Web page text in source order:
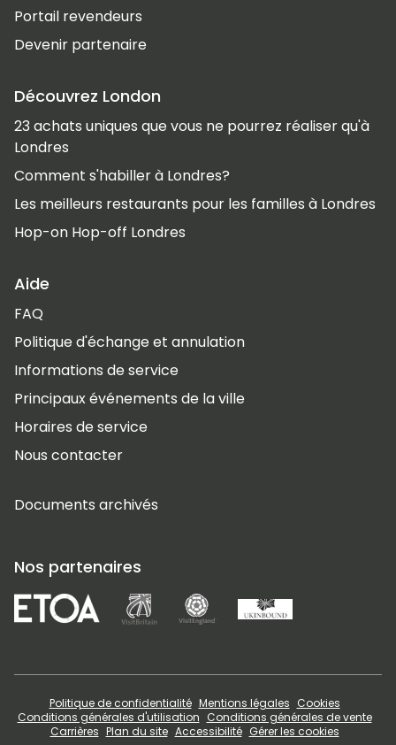
Portail revendeurs
Devenir partenaire
Découvrez London
23 achats uniques que vous ne pourrez réaliser qu'à
Londres
Comment s'habiller à Londres?
Les meilleurs restaurants pour les familles à Londres
Hop-on Hop-off Londres
Aide
FAQ
Politique d'échange et annulation
Informations de service
Principaux événements de la ville
Horaires de service
Nous contacter
Documents archivés
Nos partenaires
Politique de confidentialité Mentions légales Cookies
Conditions générales d'utilisation Conditions générales de vente
Carrières Plan du site Accessibilité Gérer les cookies